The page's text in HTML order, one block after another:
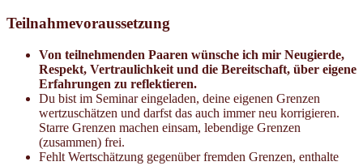
Teilnahmevoraussetzung
Von teilnehmenden Paaren wünsche ich mir Neugierde,
Respekt, Vertraulichkeit und die Bereitschaft, über eigene
Erfahrungen zu reflektieren.
Du bist im Seminar eingeladen, deine eigenen Grenzen
wertzuschätzen und darfst das auch immer neu korrigieren.
Starre Grenzen machen einsam, lebendige Grenzen
(zusammen) frei.
Fehlt Wertschätzung gegenüber fremden Grenzen, enthalte